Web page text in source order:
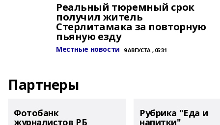
Реальный тюремный срок
получил житель
Стерлитамака за повторную
пьяную езду
Местные новости 9 АВГУСТА , 05:31
Партнеры
Фотобанк
журналистов РБ
Рубрика "Еда и
напитки"